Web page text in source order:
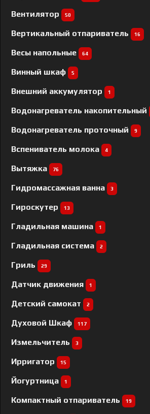
Вентилятор 50
Вертикальный отпариватель 16
Весы напольные 64
Винный шкаф 5
Внешний аккумулятор 1
Водонагреватель накопительный
Водонагреватель проточный 9
Вспениватель молока 4
Вытяжка 76
Гидромассажная ванна 3
Гироскутер 13
Гладильная машина 1
Гладильная система 2
Гриль 29
Датчик движения 1
Детский самокат 2
Духовой Шкаф 117
Измельчитель 3
Ирригатор 15
Йогуртница 1
Компактный отпариватель 19